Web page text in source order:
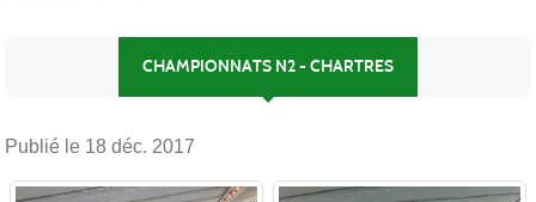
CHAMPIONNATS N2 - CHARTRES
Publié le 18 déc. 2017